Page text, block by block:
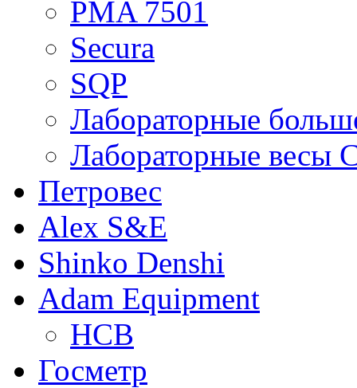
PMA 7501
Secura
SQP
Лабораторные
Лабораторные весы
Петровес
Alex S&E
Shinko Denshi
Adam Equipment
HCB
Госметр